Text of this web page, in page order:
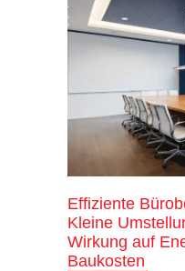
Effiziente
Kleine
Wirkung auf
Baukosten